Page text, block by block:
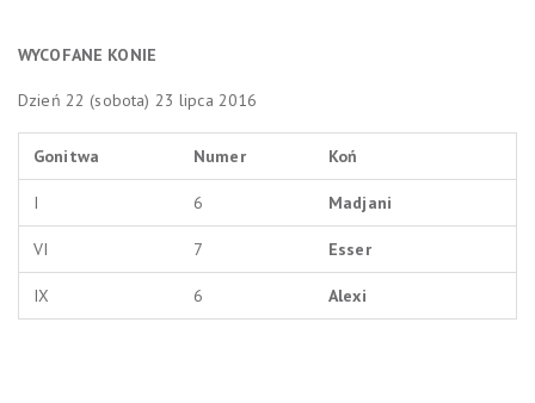
WYCOFANE KONIE
Dzień 22 (sobota) 23 lipca 2016
Gonitwa Numer Koń
I 6 Madjani
VI 7 Esser
IX 6 Alexi